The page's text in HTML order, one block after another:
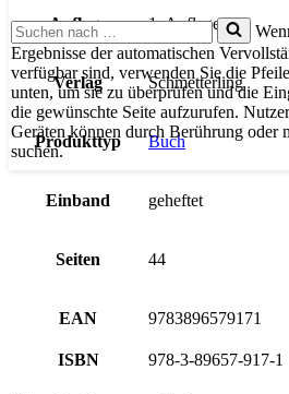
Suchen
nach …
Ergebnisse der automatischen
verfügbar sind, verwenden Sie die
unten, um sie zu überprüfen und die
die gewünschte Seite aufzurufen.
Geräten können durch Berührung oder
suchen.
Auflage 1. Auflage
Verlag Schmetterling
Produkttyp Buch
Einband geheftet
Seiten 44
EAN 9783896579171
ISBN 978-3-89657-917-1